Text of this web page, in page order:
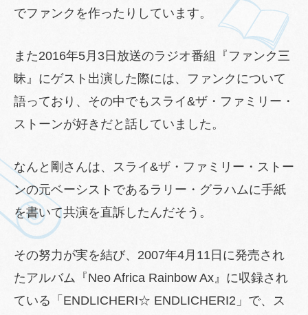
でファンクを作ったりしています。
また2016年5月3日放送のラジオ番組『ファンク三
昧』にゲスト出演した際には、ファンクについて
語っており、その中でもスライ&ザ・ファミリー・
ストーンが好きだと話していました。
なんと剛さんは、スライ&ザ・ファミリー・ストー
ンの元ベーシストであるラリー・グラハムに手紙
を書いて共演を直訴したんだそう。
その努力が実を結び、2007年4月11日に発売され
たアルバム『Neo Africa Rainbow Ax』に収録され
ている「ENDLICHERI☆ ENDLICHERI2」で、ス